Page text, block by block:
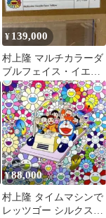
¥ 139,000
村上隆 マルチカラーダ
ブルフェイス・イエロ
ー
¥88,000
村上隆 タイムマシンで
レッツゴー シルクスク